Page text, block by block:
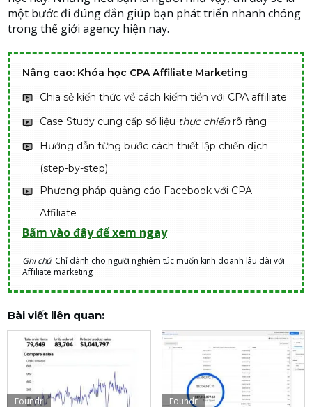
một bước đi đúng đắn giúp bạn phát triển nhanh chóng
trong thế giới agency hiện nay.
Nâng cao: Khóa học CPA Affiliate Marketing
Chia sẻ kiến thức về cách kiếm tiền với CPA affiliate
Case Study cung cấp số liệu thực chiếnrõ ràng
Hướng dẫn từng bước cách thiết lập chiến dịch
(step-by-step)
Phương pháp quảng cáo Facebook với CPA
Affiliate
Bấm vào đây để xem ngay
Ghi chú: Chỉ dành cho người nghiêm túc muốn kinh doanh lâu dài với
Affiliate marketing
Bài viết liên quan:
Foundr Foundr